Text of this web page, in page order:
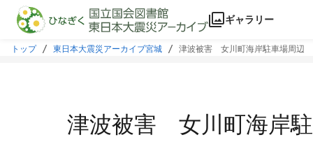
本文に飛ぶ
ギャラリー
トップ 東日本大震災アーカイブ宮城 津波被害 女川町海岸駐車場周辺
津波被害 女川町海岸